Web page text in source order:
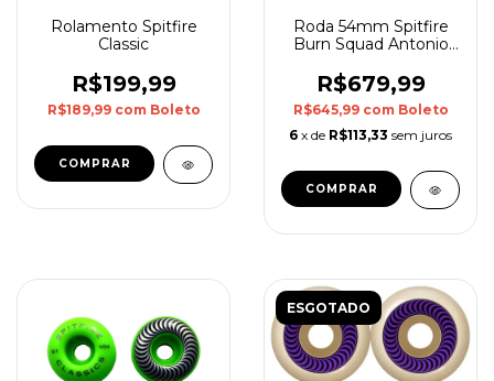
Rolamento Spitfire
Classic
R$199,99
R$189,99 com Boleto
Roda 54mm Spitfire
Burn Squad Antonio
R$679,99
R$645,99 com Boleto
6 x de R$113,33 sem juros
ESGOTADO